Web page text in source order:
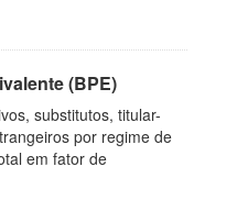
(BPE)
substitutos, titular-
por regime de
em fator de